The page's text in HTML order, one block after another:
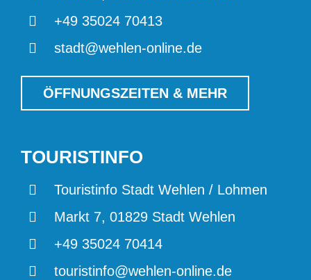
+49 35024 70413
stadt@wehlen-online.de
ÖFFNUNGSZEITEN & MEHR
TOURISTINFO
Touristinfo Stadt Wehlen / Lohmen
Markt 7, 01829 Stadt Wehlen
+49 35024 70414
touristinfo@wehlen-online.de